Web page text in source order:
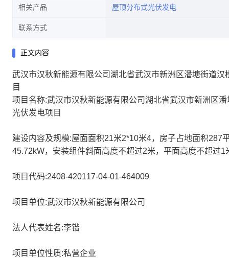
相关产品 屋顶分布式光伏发电
联系方式
正文内容
武汉市汉秋新能源有限公司湖北省武汉市新洲区潘塘街道
目
项目名称:武汉市汉秋新能源有限公司湖北省武汉市新洲区
光伏发电项目
建设内容及规模:屋面面积21米2*10米4，房子占地面积287
45.72kW，安装组件斜面高度不超过2米，平面高度不超过1
项目代码:2408-420117-04-01-464009
项目单位:武汉市汉秋新能源有限公司
法人代表姓名:李锴
项目单位性质:私营企业